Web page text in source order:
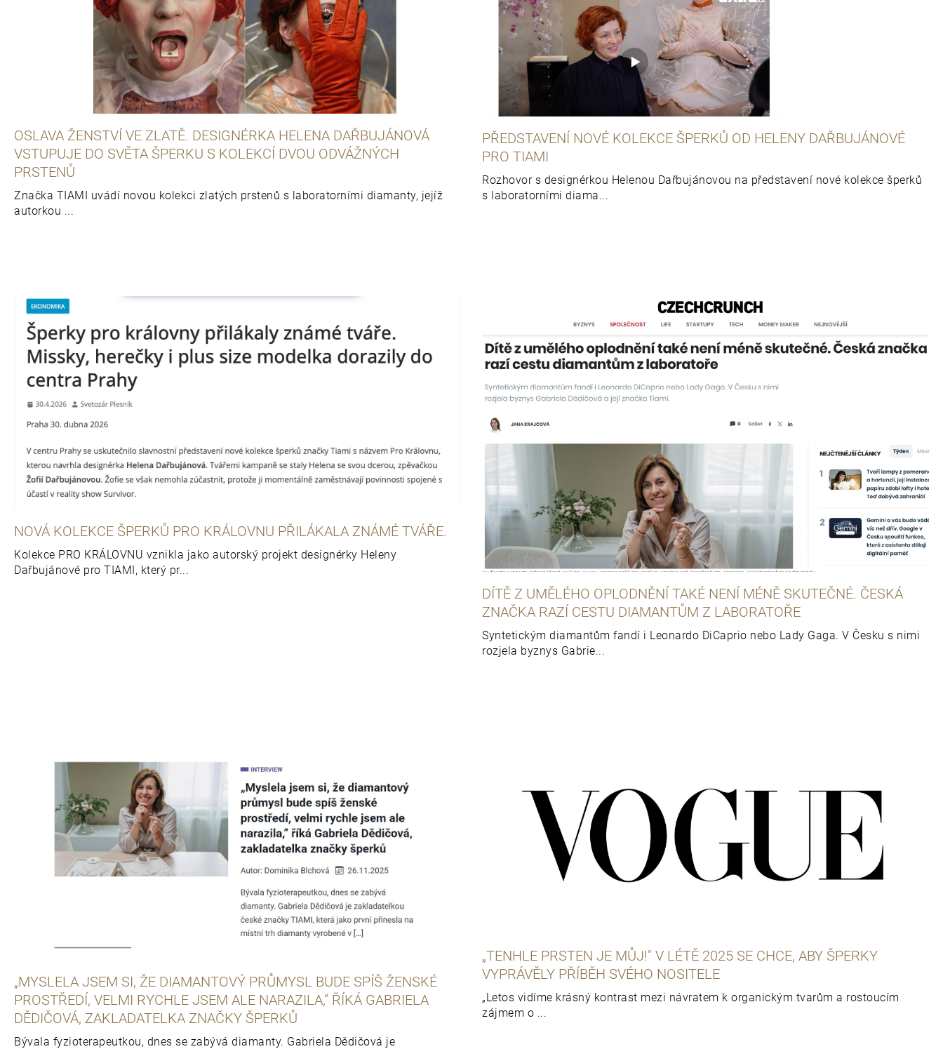
n
k
ů
OSLAVA ŽENSTVÍ VE ZLATĚ. DESIGNÉRKA HELENA DAŘBUJÁNOVÁ
VSTUPUJE DO SVĚTA ŠPERKU S KOLEKCÍ DVOU ODVÁŽNÝCH
PRSTENŮ
Značka TIAMI uvádí novou kolekci zlatých prstenů s laboratorními diamanty, jejíž
autorkou ...
PŘEDSTAVENÍ NOVÉ KOLEKCE ŠPERKŮ OD HELENY DAŘBUJÁNOVÉ
PRO TIAMI
Rozhovor s designérkou Helenou Dařbujánovou na představení nové kolekce šperků
s laboratorními diama...
NOVÁ KOLEKCE ŠPERKŮ PRO KRÁLOVNU PŘILÁKALA ZNÁMÉ TVÁŘE.
Kolekce PRO KRÁLOVNU vznikla jako autorský projekt designérky Heleny
Dařbujánové pro TIAMI, který pr...
DÍTĚ Z UMĚLÉHO OPLODNĚNÍ TAKÉ NENÍ MÉNĚ SKUTEČNÉ. ČESKÁ
ZNAČKA RAZÍ CESTU DIAMANTŮM Z LABORATOŘE
Syntetickým diamantům fandí i Leonardo DiCaprio nebo Lady Gaga. V Česku s nimi
rozjela byznys Gabrie...
„MYSLELA JSEM SI, ŽE DIAMANTOVÝ PRŮMYSL BUDE SPÍŠ ŽENSKÉ
PROSTŘEDÍ, VELMI RYCHLE JSEM ALE NARAZILA,” ŘÍKÁ GABRIELA
DĚDIČOVÁ, ZAKLADATELKA ZNAČKY ŠPERKŮ
Bývala fyzioterapeutkou, dnes se zabývá diamanty. Gabriela Dědičová je
„TENHLE PRSTEN JE MŮJ!" V LÉTĚ 2025 SE CHCE, ABY ŠPERKY
VYPRÁVĚLY PŘÍBĚH SVÉHO NOSITELE
„Letos vidíme krásný kontrast mezi návratem k organickým tvarům a rostoucím
zájmem o ...